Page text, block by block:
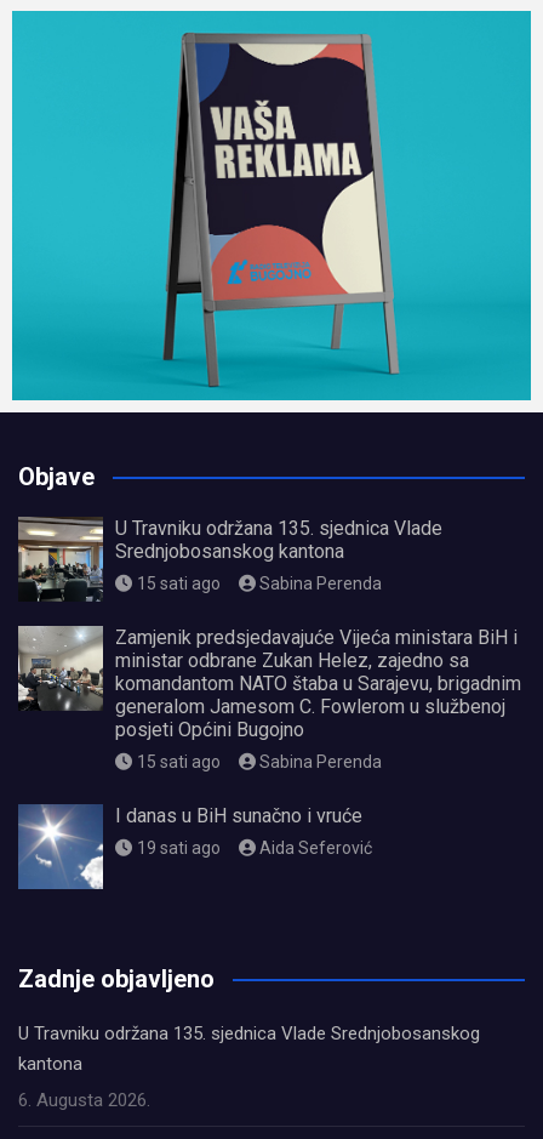
Objave
U Travniku održana 135. sjednica Vlade
Srednjobosanskog kantona
15 sati ago Sabina Perenda
Zamjenik predsjedavajuće Vijeća ministara BiH i
ministar odbrane Zukan Helez, zajedno sa
komandantom NATO štaba u Sarajevu, brigadnim
generalom Jamesom C. Fowlerom u službenoj
posjeti Općini Bugojno
15 sati ago Sabina Perenda
I danas u BiH sunačno i vruće
19 sati ago Aida Seferović
Zadnje objavljeno
U Travniku održana 135. sjednica Vlade Srednjobosanskog
kantona
6. Augusta 2026.